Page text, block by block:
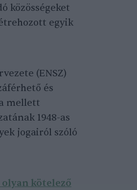
közösségeket
egyik
(ENSZ)
és
mellett
1948-as
jogairól szóló
olyan kötelező